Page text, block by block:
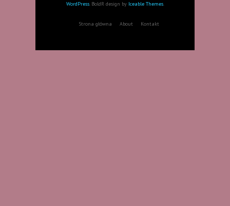
WordPress. BoldR design by Iceable Themes.
Strona główna About Kontakt